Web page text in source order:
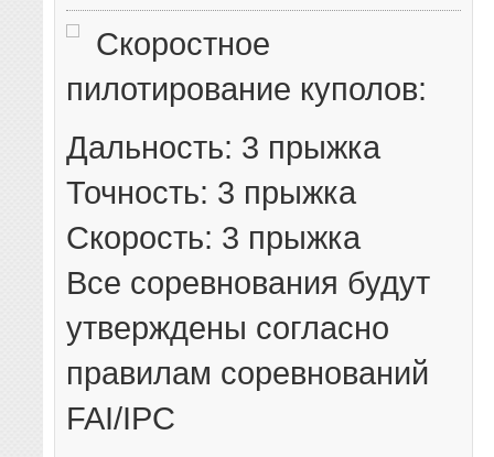
Скоростное
пилотирование куполов:
Дальность: 3 прыжка
Точность: 3 прыжка
Скорость: 3 прыжка
Все соревнования будут
утверждены согласно
правилам соревнований
FAI/IPC